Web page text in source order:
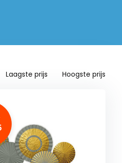
Laagste prijs Hoogste prijs